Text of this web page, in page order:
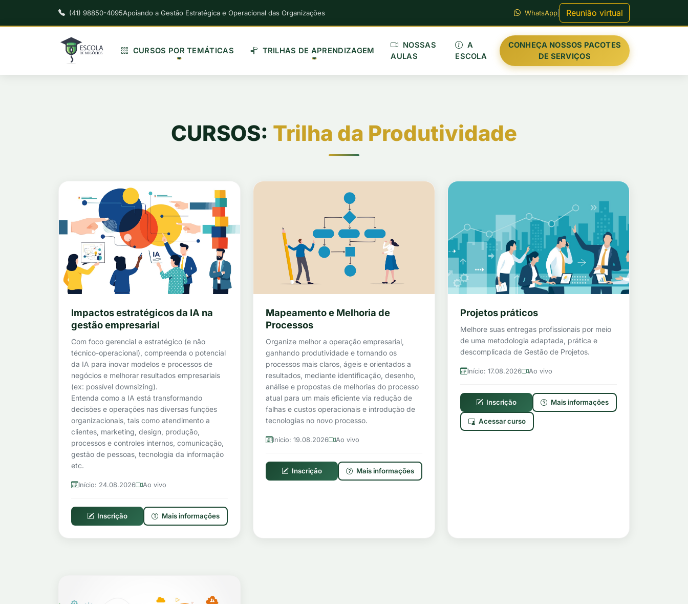
(41) 98850-4095Apoiando a Gestão Estratégica e Operacional das Organizações WhatsApp Reunião virtual
CURSOS POR TEMÁTICAS TRILHAS DE APRENDIZAGEM
NOSSAS
AULAS
A
ESCOLA
CONHEÇA NOSSOS PACOTES
DE SERVIÇOS
CURSOS: Trilha da Produtividade
Impactos estratégicos da IA na
gestão empresarial
Com foco gerencial e estratégico (e não
técnico-operacional), compreenda o potencial
da IA para inovar modelos e processos de
negócios e melhorar resultados empresariais
(ex: possível downsizing).
Entenda como a IA está transformando
decisões e operações nas diversas funções
organizacionais, tais como atendimento a
clientes, marketing, design, produção,
processos e controles internos, comunicação,
gestão de pessoas, tecnologia da informação
etc.
Início: 24.08.2026 Ao vivo
Inscrição Mais informações
Mapeamento e Melhoria de
Processos
Organize melhor a operação empresarial,
ganhando produtividade e tornando os
processos mais claros, ágeis e orientados a
resultados, mediante identificação, desenho,
análise e propostas de melhorias do processo
atual para um mais eficiente via redução de
falhas e custos operacionais e introdução de
tecnologias no novo processo.
Início: 19.08.2026 Ao vivo
Inscrição Mais informações
Projetos práticos
Melhore suas entregas profissionais por meio
de uma metodologia adaptada, prática e
descomplicada de Gestão de Projetos.
Início: 17.08.2026 Ao vivo
Inscrição Mais informações
Acessar curso